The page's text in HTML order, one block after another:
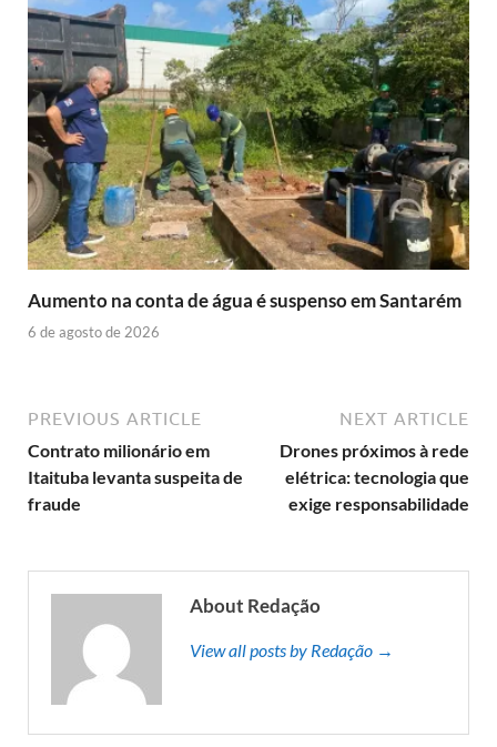
Aumento na conta de água é suspenso em Santarém
6 de agosto de 2026
PREVIOUS ARTICLE
Contrato milionário em
Itaituba levanta suspeita de
fraude
NEXT ARTICLE
Drones próximos à rede
elétrica: tecnologia que
exige responsabilidade
About Redação
View all posts by Redação →